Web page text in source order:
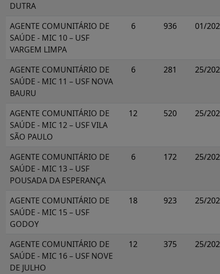
DUTRA
AGENTE COMUNITÁRIO DE
SAÚDE - MIC 10 – USF
VARGEM LIMPA
6 936 01/
AGENTE COMUNITÁRIO DE
SAÚDE - MIC 11 – USF NOVA
BAURU
6 281 25/
AGENTE COMUNITÁRIO DE
SAÚDE - MIC 12 – USF VILA
SÃO PAULO
12 520 25/
AGENTE COMUNITÁRIO DE
SAÚDE - MIC 13 – USF
POUSADA DA ESPERANÇA
6 172 25/
AGENTE COMUNITÁRIO DE
SAÚDE - MIC 15 – USF
GODOY
18 923 25/
AGENTE COMUNITÁRIO DE
SAÚDE - MIC 16 – USF NOVE
DE JULHO
12 375 25/